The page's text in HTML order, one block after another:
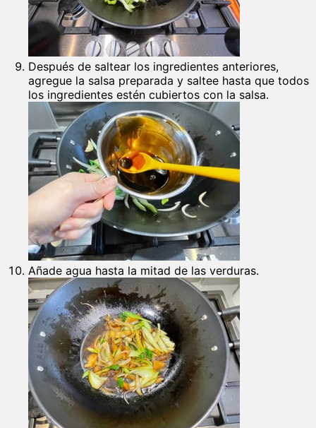
Después de saltear los ingredientes anteriores,
agregue la salsa preparada y saltee hasta que todos
los ingredientes estén cubiertos con la salsa.
Añade agua hasta la mitad de las verduras.